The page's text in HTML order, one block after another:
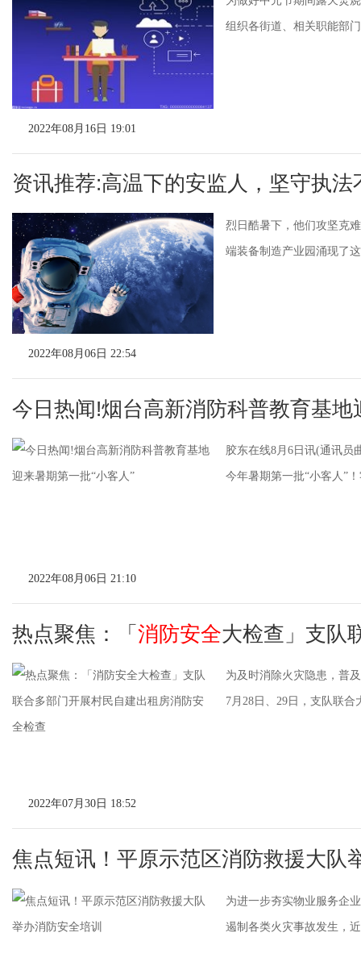
组织各街道、相关职能部
2022年08月16日 19:01
资讯推荐:高温下的安监人，坚守执法
烈日酷暑下，他们攻坚克
端装备制造产业园涌现了
2022年08月06日 22:54
今日热闻!烟台高新消防科普教育基地
胶东在线8月6日讯(通讯员
今年暑期第一批“小客人”
2022年08月06日 21:10
热点聚焦：「 消防安全大检查」支队
为及时消除火灾隐患，普及
7月28日、29日，支队联
2022年07月30日 18:52
焦点短讯！平原示范区消防救援大队
为进一步夯实物业服务企业
遏制各类火灾事故发生，